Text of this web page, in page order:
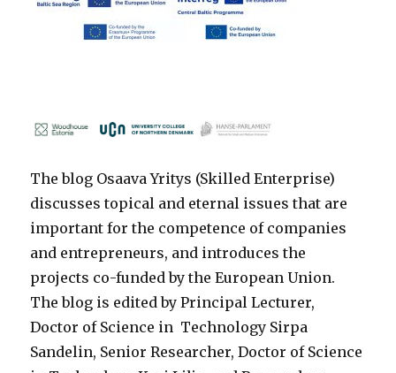
The blog Osaava Yritys (Skilled Enterprise)
discusses topical and eternal issues that are
important for the competence of companies
and entrepreneurs, and introduces the
projects co-funded by the European Union.
The blog is edited by Principal Lecturer,
Doctor of Science in Technology Sirpa
Sandelin, Senior Researcher, Doctor of Science